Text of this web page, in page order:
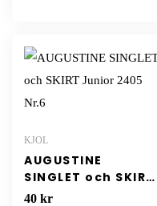
KJOL
AUGUSTINE
SINGLET och SKIRT
Junior 2405 Nr.6
40 kr